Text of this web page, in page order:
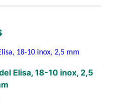
Elisa, 18-10 inox, 2,5